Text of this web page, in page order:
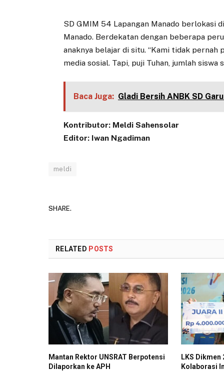
SD GMIM 54 Lapangan Manado berlokasi
Manado. Berdekatan dengan beberapa
anaknya belajar di situ. “Kami tidak
media sosial. Tapi, puji Tuhan, jumlah
Baca Juga: Gladi Bersih ANBK SD
Kontributor: Meldi Sahensolar
Editor: Iwan Ngadiman
meldi
SHARE.
RELATED POSTS
Mantan Rektor UNSRAT Berpotensi
Dilaporkan ke APH
LKS
Kolaborasi